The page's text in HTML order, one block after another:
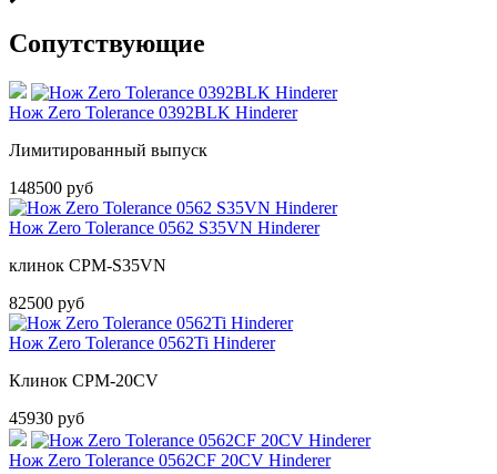
Cопутствующие
Нож Zero Tolerance 0392BLK Hinderer
Лимитированный выпуск
148500 руб
Нож Zero Tolerance 0562 S35VN Hinderer
клинок CPM-S35VN
82500 руб
Нож Zero Tolerance 0562Ti Hinderer
Клинок CPM-20CV
45930 руб
Нож Zero Tolerance 0562CF 20CV Hinderer